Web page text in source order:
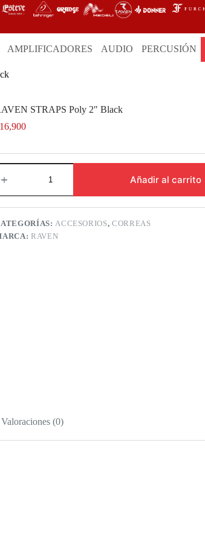
AMPLIFICADORES AUDIO PERCUSIÓN
STRAPS Poly 2″ Black
16,900
Añadir al carrito
ACCESORIOS,CORREAS
RAVEN
Valoraciones (0)